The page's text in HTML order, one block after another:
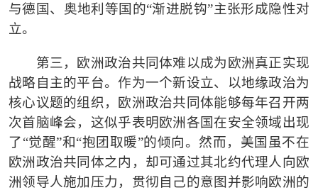
与德国、奥地利等国的“渐进脱钩”主张形成隐性对
立。
第三，欧洲政治共同体难以成为欧洲真正实现
战略自主的平台。作为一个新设立、以地缘政治为
核心议题的组织，欧洲政治共同体能够每年召开两
次首脑峰会，这似乎表明欧洲各国在安全领域出现
了“觉醒”和“抱团取暖”的倾向。然而，美国虽不在
欧洲政治共同体之内，却可通过其北约代理人向欧
洲领导人施加压力，贯彻自己的意图并影响欧洲的